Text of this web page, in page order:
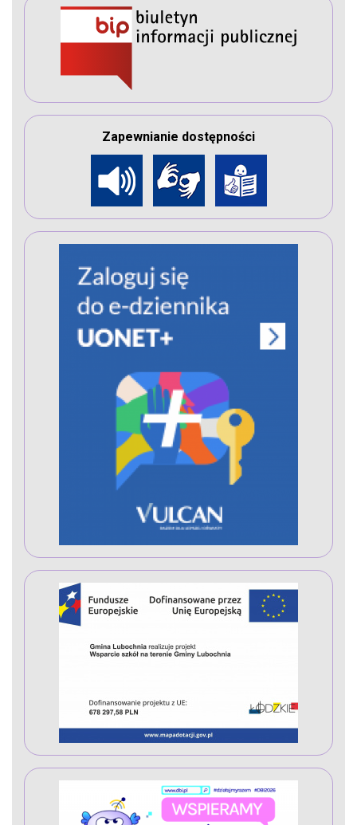
Zapewnianie dostępności